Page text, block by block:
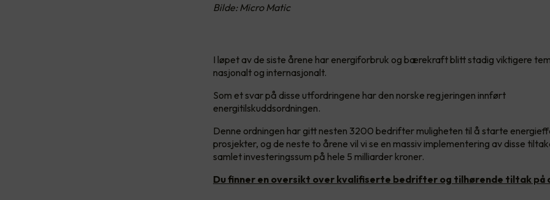
Bilde: Micro Matic
I løpet av de siste årene har energiforbruk og bærekraft blitt stadig viktigere
nasjonalt og internasjonalt.
Som et svar på disse utfordringene har den norske regjeringen innført
energitilskuddsordningen.
Denne ordningen har gitt nesten 3200 bedrifter muligheten til å starte
prosjekter, og de neste to årene vil vi se en massiv implementering av disse
samlet investeringssum på hele 5 milliarder kroner.
Du finner en oversikt over kvalifiserte bedrifter og tilhørende tiltak på